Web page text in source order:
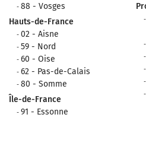
88 - Vosges
Hauts-de-France
02 - Aisne
59 - Nord
60 - Oise
62 - Pas-de-Calais
80 - Somme
Île-de-France
91 - Essonne